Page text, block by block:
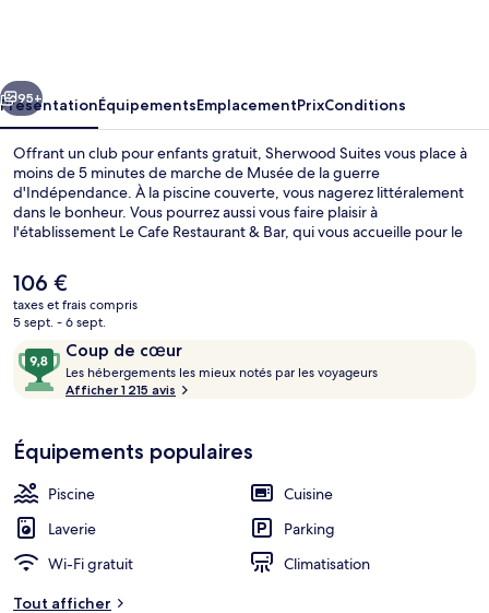
Suivant
95+
PrésentationÉquipementsEmplacementPrixConditions
Offrant un club pour enfants gratuit, Sherwood Suites vous place à
moins de 5 minutes de marche de Musée de la guerre
d'Indépendance. À la piscine couverte, vous nagerez littéralement
dans le bonheur. Vous pourrez aussi vous faire plaisir à
l'établissement Le Cafe Restaurant & Bar, qui vous accueille pour le
Cuisine méditerranéenne. Sur place, tout est fait pour votre confort
grâce à 2 bars/lounges et une salle de fitness ouverte 24 h/24. Les
appartements de cet hébergement vous offrent par ailleurs
d'agréables petits plus comme une baignoire relaxante profonde et
une cuisine. Les autres voyageurs ne tarissent pas d'éloges en ce qui
concerne le personnel attentionné et l'emplacement.
Le
prix
actuel
de
106 €.
106 €
taxes et frais compris
5 sept. - 6 sept.
Avis
voyageurs
Coup de cœur
9,8
sur
10,
cœur
Les hébergements les mieux notés par les voyageurs
Afficher 1 215 avis
Équipements populaires
Piscine
Cuisine
Laverie
Parking
Wi-Fi gratuit
Climatisation
Tout afficher